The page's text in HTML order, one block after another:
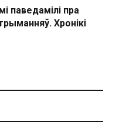
паведамілі пра
Хронікі